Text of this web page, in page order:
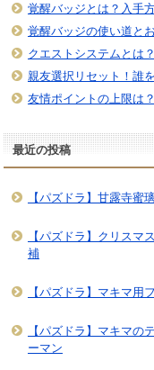
覚醒バッジとは？入手
覚醒バッジの使い道と
クエストシステムとは？
親友選択リセット！誰
友情ポイントの上限は？
最近の投稿
【パズドラ】甘露寺蜜
【パズドラ】クリスマ
補
【パズドラ】マキマ用
【パズドラ】マキマの
ーマン